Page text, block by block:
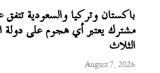
باكستان وتركيا والسعودية
مشترك يعتبر أي هجوم على دولة
الثلاث
August 7, 2026